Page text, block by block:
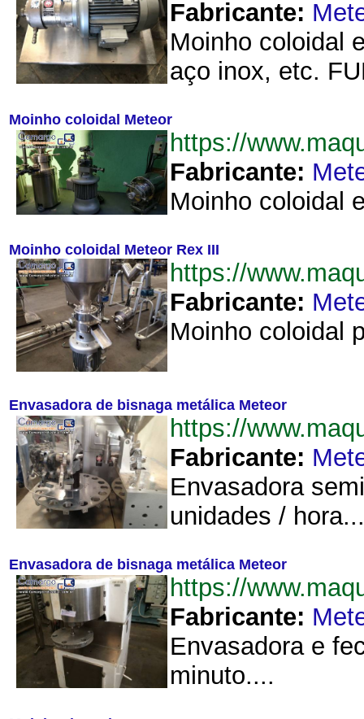
Fabricante:
Moinho coloidal
aço inox, etc.
Moinho coloidal Meteor
https://
Fabricante:
Moinho coloidal
Moinho coloidal Meteor Rex III
https://
Fabricante:
Moinho coloidal
Envasadora de bisnaga metálica Meteor
https://
Fabricante:
Envasadora
unidades /
Envasadora de bisnaga metálica Meteor
https://
Fabricante:
Envasadora e
minuto....